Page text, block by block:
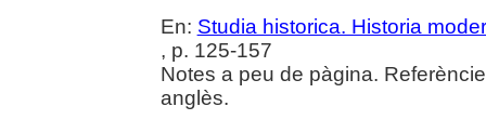
En: Studia historica. Historia
, p. 125-157
Notes a peu de pàgina.
anglès.